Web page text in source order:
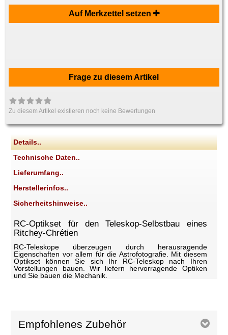
Auf Merkzettel setzen
Frage zu diesem Artikel
Zu diesem Artikel existieren noch keine Bewertungen
Details..
Technische Daten..
Lieferumfang..
Herstellerinfos..
Sicherheitshinweise..
RC-Optikset für den Teleskop-Selbstbau eines
Ritchey-Chrétien
RC-Teleskope überzeugen durch herausragende
Eigenschaften vor allem für die Astrofotografie. Mit diesem
Optikset können Sie sich Ihr RC-Teleskop nach Ihren
Vorstellungen bauen. Wir liefern hervorragende Optiken
und Sie bauen die Mechanik.
Empfohlenes Zubehör